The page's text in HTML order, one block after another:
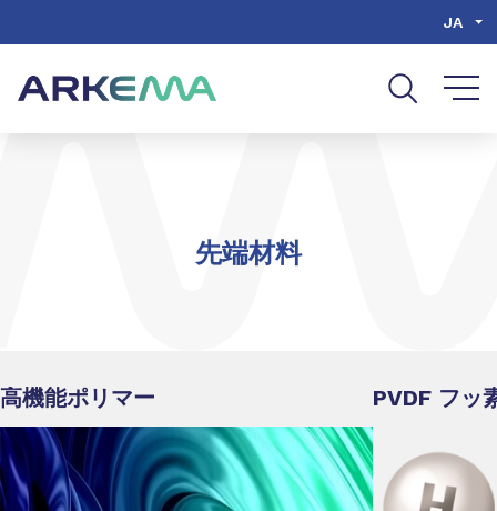
JA
先端材料
高機能ポリマー PVDF フッ